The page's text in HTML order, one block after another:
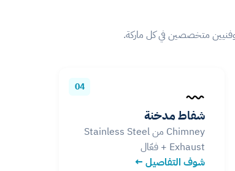
04
شفاط مدخنة
Chimney من Stainless Steel
+ Exhaust فعّال
شوف التفاصيل ←